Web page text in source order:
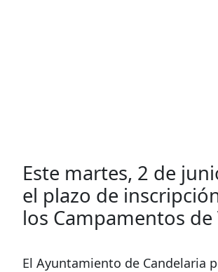
Este martes, 2 de
el plazo de
los Campamentos de
El Ayuntamiento de Candelaria